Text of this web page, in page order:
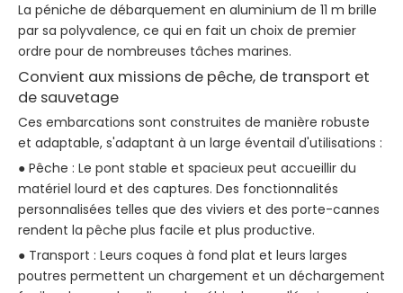
La péniche de débarquement en aluminium de 11 m brille
par sa polyvalence, ce qui en fait un choix de premier
ordre pour de nombreuses tâches marines.
Convient aux missions de pêche, de transport et
de sauvetage
Ces embarcations sont construites de manière robuste
et adaptable, s'adaptant à un large éventail d'utilisations :
● Pêche : Le pont stable et spacieux peut accueillir du
matériel lourd et des captures. Des fonctionnalités
personnalisées telles que des viviers et des porte-cannes
rendent la pêche plus facile et plus productive.
● Transport : Leurs coques à fond plat et leurs larges
poutres permettent un chargement et un déchargement